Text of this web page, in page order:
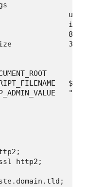
$realpath_root;
:/usr/lib/php/:/tmp/";
http2;